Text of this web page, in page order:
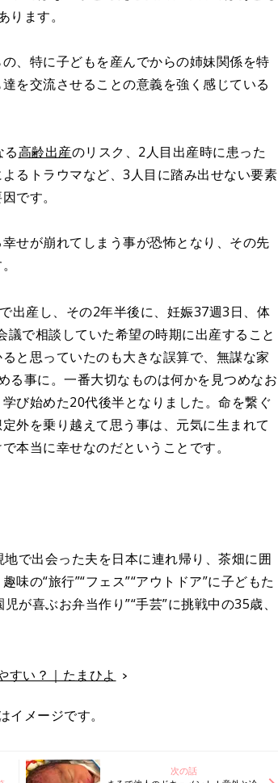
ます。
、特に子どもを産んでからの姉妹関係を特
を交流させることの意義を強く感じている
高齢出産のリスク、2人目出産時に患った
るトラウマなど、3人目に踏み出せない要素
です。
せが崩れてしまう事が恐怖となり、その先
出産し、その2年半後に、妊娠37週3日、体
で相談していた希望の時期に出産すること
と思っていたのも大きな誤算で、無謀な家
る事に。一番大切なものは何かを見つめなお
び始めた20代後半となりました。命を繋ぐ
外を乗り越えて思う事は、元気に生まれて
本当に幸せなのだということです。
で出会った夫を日本に連れ帰り、茶畑に囲
の“旅行”“フェス”“アウトドア”に子どもた
が喜ぶお弁当作り”“手芸”に挑戦中の35歳、
すい？｜たまひよ
メージです。
次の話